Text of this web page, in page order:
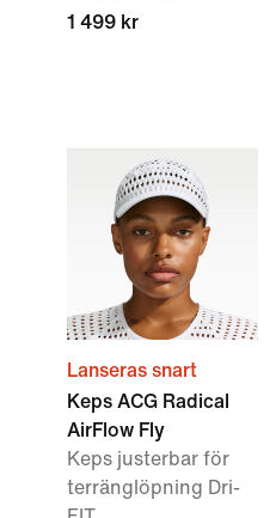
1 499 kr
Lanseras snart
Keps ACG Radical
AirFlow Fly
Keps justerbar för
terränglöpning Dri-